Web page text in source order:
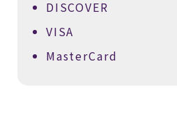
DISCOVER
VISA
MasterCard